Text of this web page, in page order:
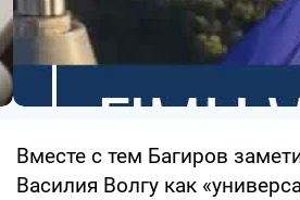
Вместе с тем Багиров
Василия Волгу как